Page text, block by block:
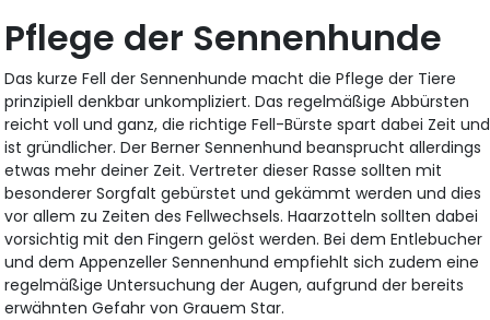
Pflege der Sennenhunde
Das kurze Fell der Sennenhunde macht die Pflege der Tiere
prinzipiell denkbar unkompliziert. Das regelmäßige Abbürsten
reicht voll und ganz, die richtige Fell-Bürste spart dabei Zeit und
ist gründlicher. Der Berner Sennenhund beansprucht allerdings
etwas mehr deiner Zeit. Vertreter dieser Rasse sollten mit
besonderer Sorgfalt gebürstet und gekämmt werden und dies
vor allem zu Zeiten des Fellwechsels. Haarzotteln sollten dabei
vorsichtig mit den Fingern gelöst werden. Bei dem Entlebucher
und dem Appenzeller Sennenhund empfiehlt sich zudem eine
regelmäßige Untersuchung der Augen, aufgrund der bereits
erwähnten Gefahr von Grauem Star.